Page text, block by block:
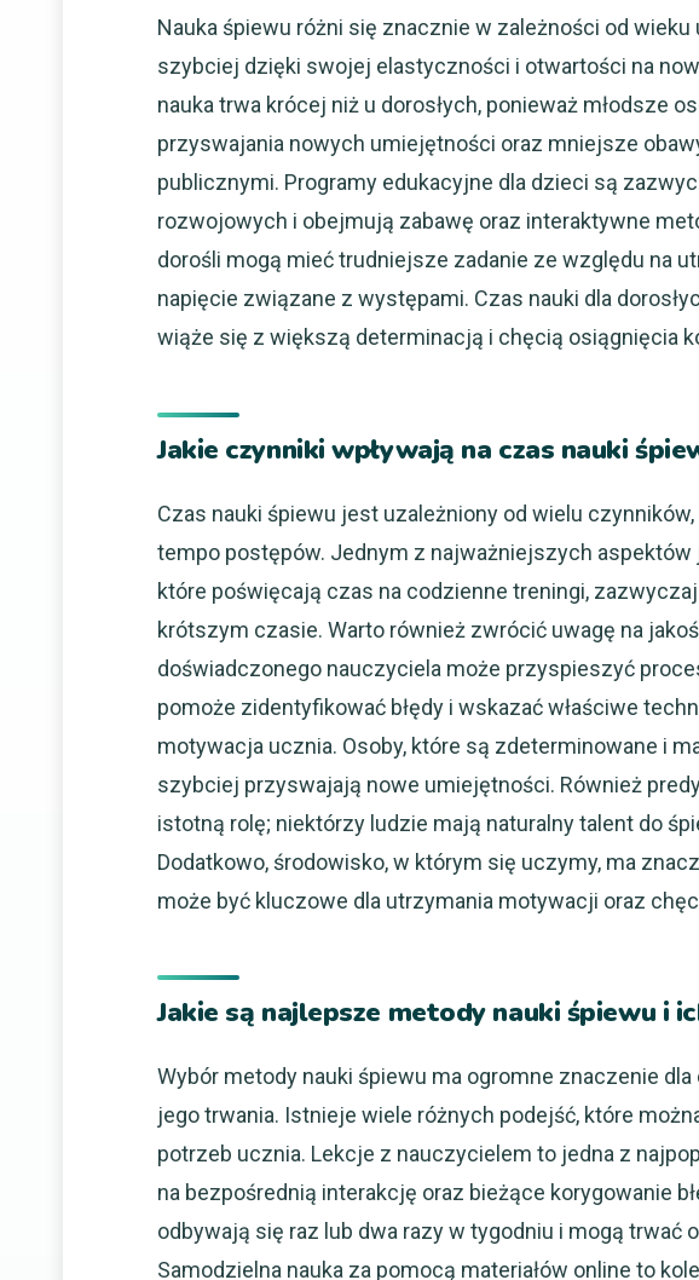
Nauka śpiewu różni się znacznie w zależności od
szybciej dzięki swojej elastyczności i otwartości na
nauka trwa krócej niż u dorosłych, ponieważ młodsze
przyswajania nowych umiejętności oraz mniejsze
publicznymi. Programy edukacyjne dla dzieci są
rozwojowych i obejmują zabawę oraz interaktywne
dorośli mogą mieć trudniejsze zadanie ze względu na
napięcie związane z występami. Czas nauki dla
wiąże się z większą determinacją i chęcią osiągnięcia
Jakie czynniki wpływają na czas nauki
Czas nauki śpiewu jest uzależniony od wielu
tempo postępów. Jednym z najważniejszych aspektów
które poświęcają czas na codzienne treningi,
krótszym czasie. Warto również zwrócić uwagę na
doświadczonego nauczyciela może przyspieszyć
pomoże zidentyfikować błędy i wskazać właściwe
motywacja ucznia. Osoby, które są zdeterminowane i
szybciej przyswajają nowe umiejętności. Również
istotną rolę; niektórzy ludzie mają naturalny talent do
Dodatkowo, środowisko, w którym się uczymy, ma
może być kluczowe dla utrzymania motywacji oraz
Jakie są najlepsze metody nauki śpiewu i
Wybór metody nauki śpiewu ma ogromne znaczenie
jego trwania. Istnieje wiele różnych podejść, które
potrzeb ucznia. Lekcje z nauczycielem to jedna z
na bezpośrednią interakcję oraz bieżące korygowanie
odbywają się raz lub dwa razy w tygodniu i mogą trwać
Samodzielna nauka za pomocą materiałów online to